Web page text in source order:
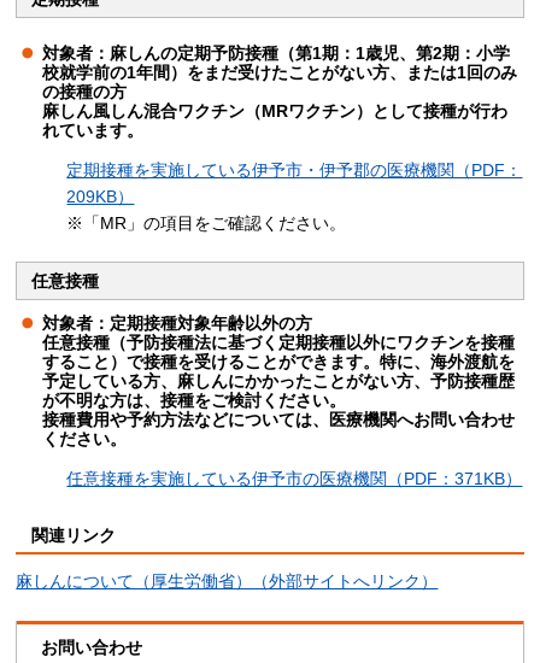
対象者：麻しんの定期予防接種（第1期：1歳児、第2期：小学
校就学前の1年間）をまだ受けたことがない方、または1回のみ
の接種の方
麻しん風しん混合ワクチン（MRワクチン）として接種が行わ
れています。
定期接種を実施している伊予市・伊予郡の医療機関（PDF：
209KB）
※「MR」の項目をご確認ください。
任意接種
対象者：定期接種対象年齢以外の方
任意接種（予防接種法に基づく定期接種以外にワクチンを接種
すること）で接種を受けることができます。特に、海外渡航を
予定している方、麻しんにかかったことがない方、予防接種歴
が不明な方は、接種をご検討ください。
接種費用や予約方法などについては、医療機関へお問い合わせ
ください。
任意接種を実施している伊予市の医療機関（PDF：371KB）
関連リンク
麻しんについて（厚生労働省）（外部サイトへリンク）
お問い合わせ